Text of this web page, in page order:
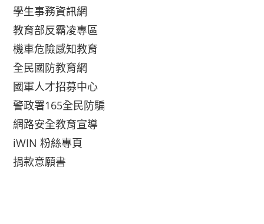
學生事務資訊網
教育部反霸凌專區
機車危險感知教育
全民國防教育網
國軍人才招募中心
警政署165全民防騙
網路安全教育宣導
iWIN 粉絲專頁
捐款意願書